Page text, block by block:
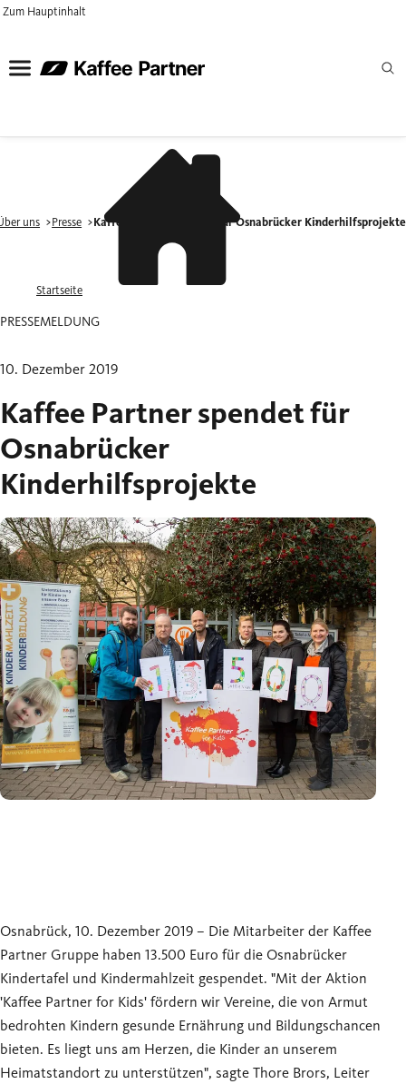
Zum Hauptinhalt
Startseite
uns Presse Kaffee Partner spendet für Osnabrücker Kinderhilfsprojekte
PRESSEMELDUNG
10. Dezember 2019
Kaffee Partner spendet für
Osnabrücker
Kinderhilfsprojekte
Osnabrück, 10. Dezember 2019 – Die Mitarbeiter der Kaffee
Partner Gruppe haben 13.500 Euro für die Osnabrücker
Kindertafel und Kindermahlzeit gespendet. "Mit der Aktion
'Kaffee Partner for Kids' fördern wir Vereine, die von Armut
bedrohten Kindern gesunde Ernährung und Bildungschancen
bieten. Es liegt uns am Herzen, die Kinder an unserem
Heimatstandort zu unterstützen", sagte Thore Brors, Leiter